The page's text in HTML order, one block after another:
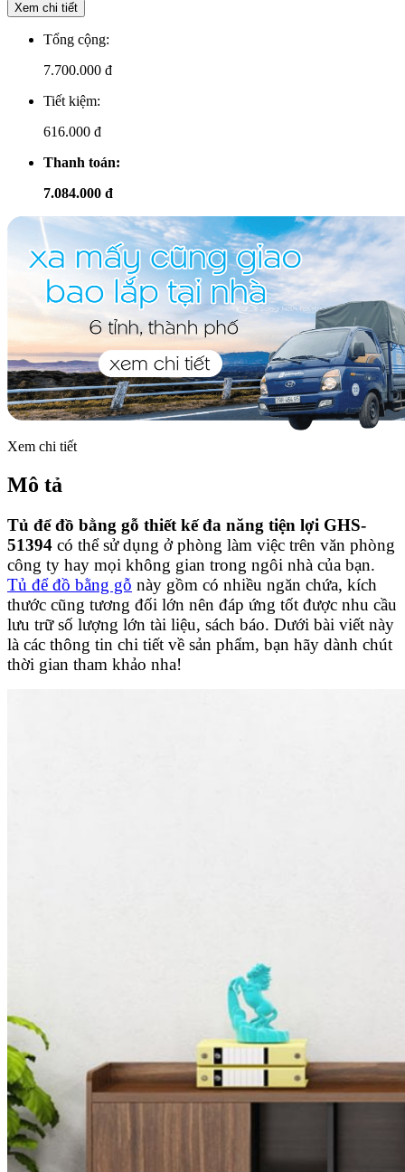
Xem chi tiết
Tổng cộng:
7.700.000 đ
Tiết kiệm:
616.000 đ
Thanh toán:
7.084.000 đ
Xem chi tiết
Mô tả
Tủ để đồ bằng gỗ thiết kế đa năng tiện lợi GHS-
51394 có thể sử dụng ở phòng làm việc trên văn phòng
công ty hay mọi không gian trong ngôi nhà của bạn.
Tủ để đồ bằng gỗ này gồm có nhiều ngăn chứa, kích
thước cũng tương đối lớn nên đáp ứng tốt được nhu cầu
lưu trữ số lượng lớn tài liệu, sách báo. Dưới bài viết này
là các thông tin chi tiết về sản phẩm, bạn hãy dành chút
thời gian tham khảo nha!